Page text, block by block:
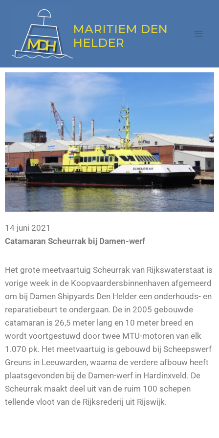
MARITIEM DEN
HELDER
14 juni 2021
Catamaran Scheurrak bij Damen-werf
Het grote meetvaartuig Scheurrak van Rijkswaterstaat is
vorige week in de Koopvaardersbinnenhaven afgemeerd
om bij Damen Shipyards Den Helder een onderhouds- en
reparatiebeurt te ondergaan. De in 2005 gebouwde
catamaran is 26,5 meter lang en 10 meter breed en
wordt voortgestuwd door twee MTU-motoren van elk
1.070 pk. Het meetvaartuig is gebouwd bij Scheepswerf
Greuns in Leeuwarden, waarna de verdere afbouw heeft
plaatsgevonden bij de Damen-werf in Hardinxveld. De
Scheurrak maakt deel uit van de ruim 100 schepen
tellende vloot van de Rijksrederij uit Rijswijk.